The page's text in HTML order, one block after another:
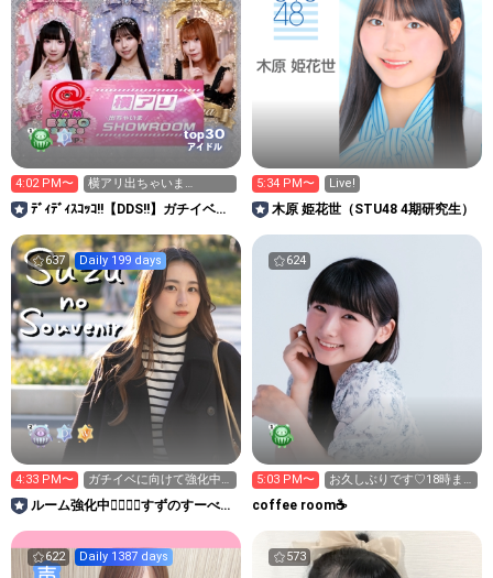
top30
アイドル
4:02 PM〜
横アリ出ちゃいま
SHOWROOM参加中‼️
ﾃﾞｨﾃﾞｨｽｺｯｺ!!【DDS!!】ガチイベ参
5:34 PM〜 Live!
木原 姫花世（STU48 4期研究生）
637 Daily 199 days
4:33 PM〜
ガチイベに向けて強化中
🔥18:15まで
ルーム強化中✊🏻❤️‍🔥すずのすーべに
624
5:03 PM〜
お久しぶりです♡18時ま
で！
coffee room☕️
622 Daily 1387 days 573